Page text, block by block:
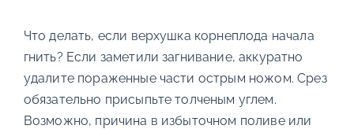
Что делать, если верхушка корнеплода начала
гнить? Если заметили загнивание, аккуратно
удалите пораженные части острым ножом. Срез
обязательно присыпьте толченым углем.
Возможно, причина в избыточном поливе или